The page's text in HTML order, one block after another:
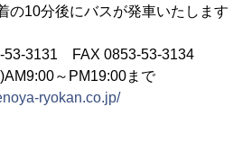
にバスが発車いたします
3131 FAX 0853-53-3134
～PM19:00まで
ryokan.co.jp/